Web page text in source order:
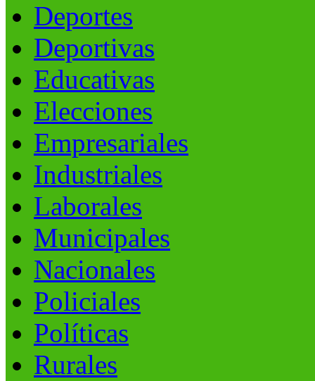
Deportes
Deportivas
Educativas
Elecciones
Empresariales
Industriales
Laborales
Municipales
Nacionales
Policiales
Políticas
Rurales